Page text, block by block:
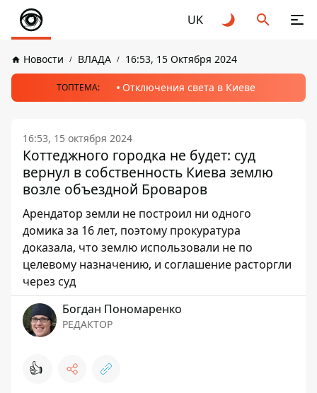
UK
Новости ВЛАДА 16:53, 15 Октября 2024
ТОПТЕМА: Отключения света в Киеве
16:53, 15 октября 2024
Коттеджного городка не будет: суд
вернул в собственность Киева землю
возле объездной Броваров
Арендатор земли не построил ни одного
домика за 16 лет, поэтому прокуратура
доказала, что землю использовали не по
целевому назначению, и соглашение расторгли
через суд
Богдан Пономаренко
РЕДАКТОР
👍